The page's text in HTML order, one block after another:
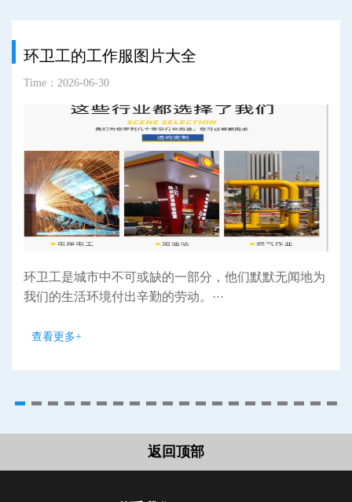
环卫工的工作服图片大全
Time：2026-06-30
环卫工是城市中不可或缺的一部分，他们默默无闻地为
我们的生活环境付出辛勤的劳动。···
查看更多+
返回顶部